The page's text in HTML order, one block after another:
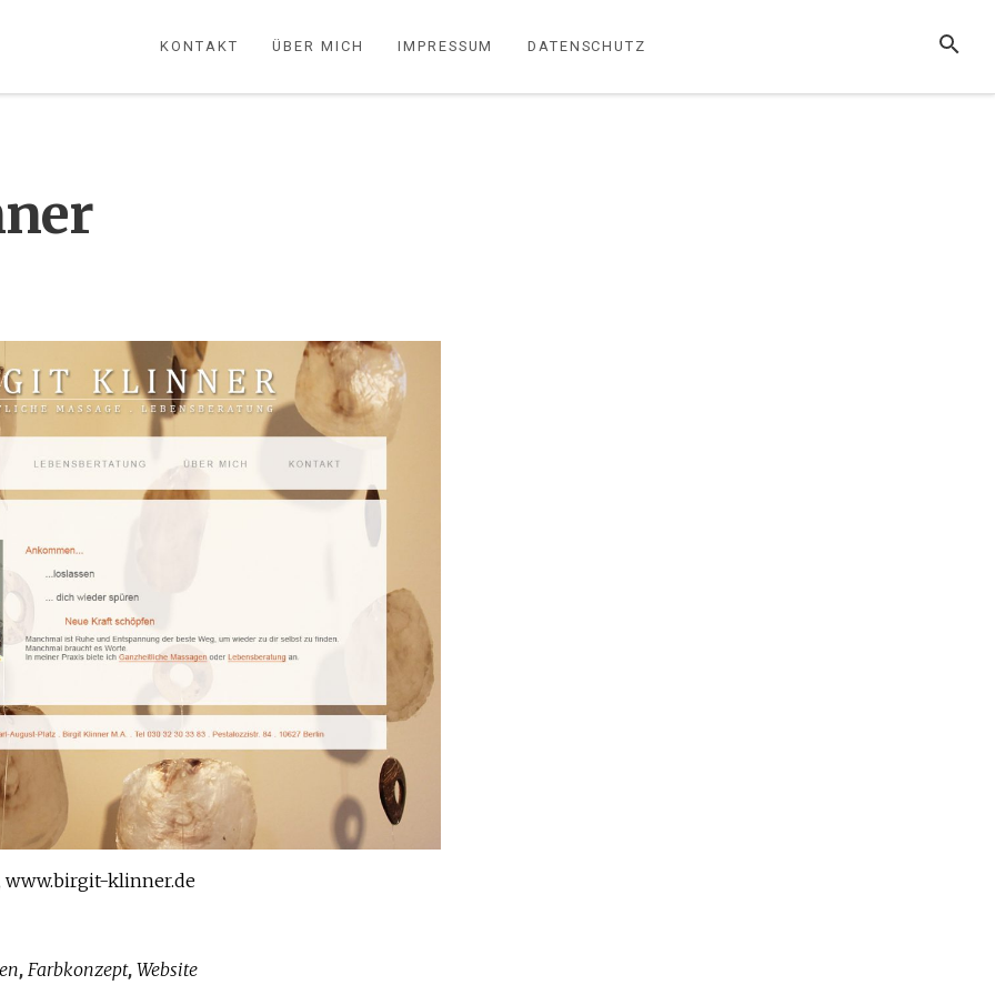
SUCHE
KONTAKT ÜBER MICH IMPRESSUM DATENSCHUTZ
www.birgit-klinner.de
, Farbkonzept, Website